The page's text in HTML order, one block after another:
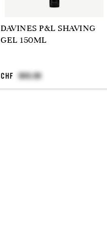
DAVINES P&L SHAVING
GEL 150ML
CHF